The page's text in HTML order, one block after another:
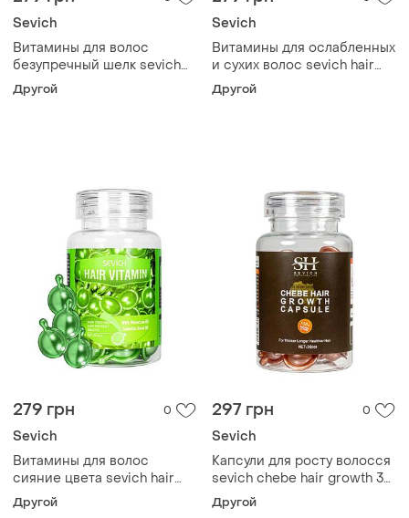
Sevich
Витамины для волос
безупречный шелк sevich
hair vitamin with morocan oil
& jojoba, 30 шт
Другой
Sevich
Витамины для ослабленных
и сухих волос sevich hair
vitamin with maroccan oil &
jojoba oil, 30 шт
Другой
279 грн 0
Sevich
Витамины для волос
сияние цвета sevich hair
vitamin with morocan oil &
camellia oil, 30 шт.
Другой
297 грн 0
Sevich
Капсули для росту волосся
sevich chebe hair growth 30
шт
Другой